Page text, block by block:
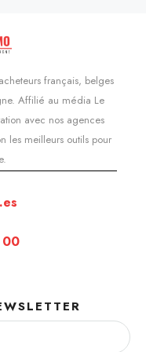
français, belges
Affilié au média Le
avec nos agences
les meilleurs outils pour
00